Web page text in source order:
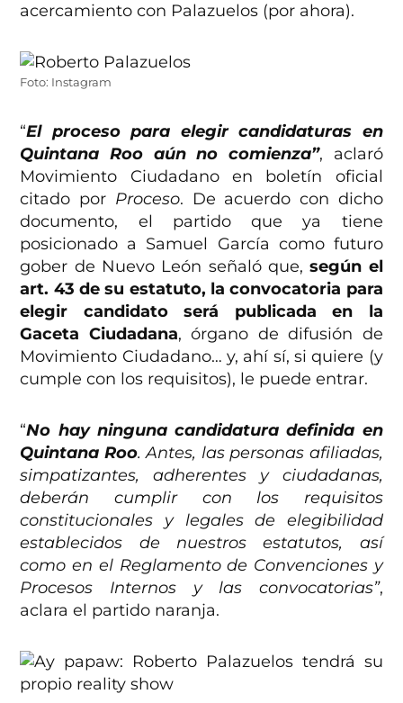
acercamiento con Palazuelos (por ahora).
Foto: Instagram
“El proceso para elegir candidaturas en
Quintana Roo aún no comienza”, aclaró
Movimiento Ciudadano en boletín oficial
citado por Proceso. De acuerdo con dicho
documento, el partido que ya tiene
posicionado a Samuel García como futuro
gober de Nuevo León señaló que, según el
art. 43 de su estatuto, la convocatoria para
elegir candidato será publicada en la
Gaceta Ciudadana, órgano de difusión de
Movimiento Ciudadano… y, ahí sí, si quiere (y
cumple con los requisitos), le puede entrar.
“No hay ninguna candidatura definida en
Quintana Roo. Antes, las personas afiliadas,
simpatizantes, adherentes y ciudadanas,
deberán cumplir con los requisitos
constitucionales y legales de elegibilidad
establecidos de nuestros estatutos, así
como en el Reglamento de Convenciones y
Procesos Internos y las convocatorias”,
aclara el partido naranja.